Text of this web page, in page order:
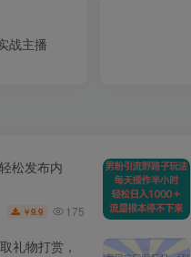
战主播
松发布内
￥9.9 175
礼物打赏，